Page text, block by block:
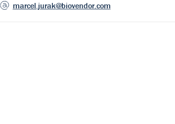
marcel.jurak@biovendor.com